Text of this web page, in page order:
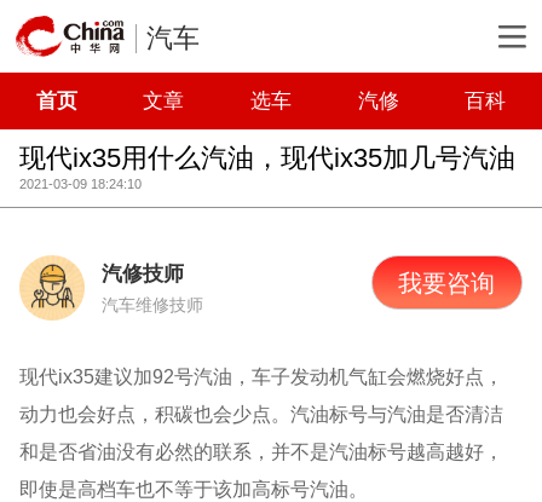
汽车
首页 文章 选车 汽修 百科
现代ix35用什么汽油，现代ix35加几号汽油
2021-03-09 18:24:10
汽修技师
汽车维修技师
我要咨询
现代ix35建议加92号汽油，车子发动机气缸会燃烧好点，
动力也会好点，积碳也会少点。汽油标号与汽油是否清洁
和是否省油没有必然的联系，并不是汽油标号越高越好，
即使是高档车也不等于该加高标号汽油。